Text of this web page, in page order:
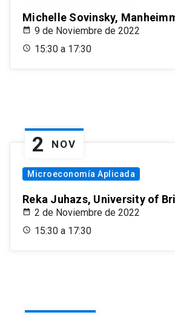
Michelle Sovinsky,
9 de Noviembre de 2022
15:30 a 17:30
2 NOV
Microeconomía Aplicada
Reka Juhazs, University of
2 de Noviembre de 2022
15:30 a 17:30